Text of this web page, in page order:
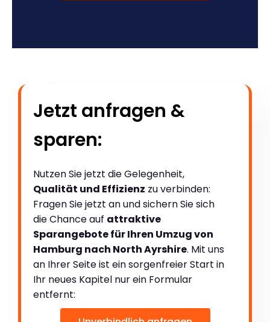
Jetzt anfragen &
sparen:
Nutzen Sie jetzt die Gelegenheit,
Qualität und Effizienz zu verbinden:
Fragen Sie jetzt an und sichern Sie sich
die Chance auf attraktive
Sparangebote für Ihren Umzug von
Hamburg nach North Ayrshire. Mit uns
an Ihrer Seite ist ein sorgenfreier Start in
Ihr neues Kapitel nur ein Formular
entfernt: